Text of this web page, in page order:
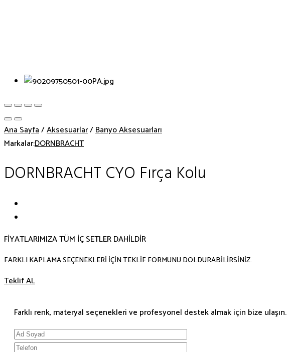
Ana Sayfa/Aksesuarlar/Banyo Aksesuarları
Markalar:DORNBRACHT
DORNBRACHT CYO Fırça Kolu
FİYATLARIMIZA TÜM İÇ SETLER DAHİLDİR
FARKLI KAPLAMA SEÇENEKLERİ İÇİN TEKLİF FORMUNU DOLDURABİLİRSİNİZ.
Teklif AL
Farklı renk, materyal seçenekleri ve profesyonel destek almak için bize ulaşın.